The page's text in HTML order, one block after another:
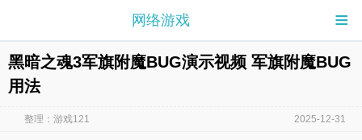
≡
网络游戏
黑暗之魂3军旗附魔BUG演示视频 军旗附魔BUG
用法
整理：游戏121 2025-12-31